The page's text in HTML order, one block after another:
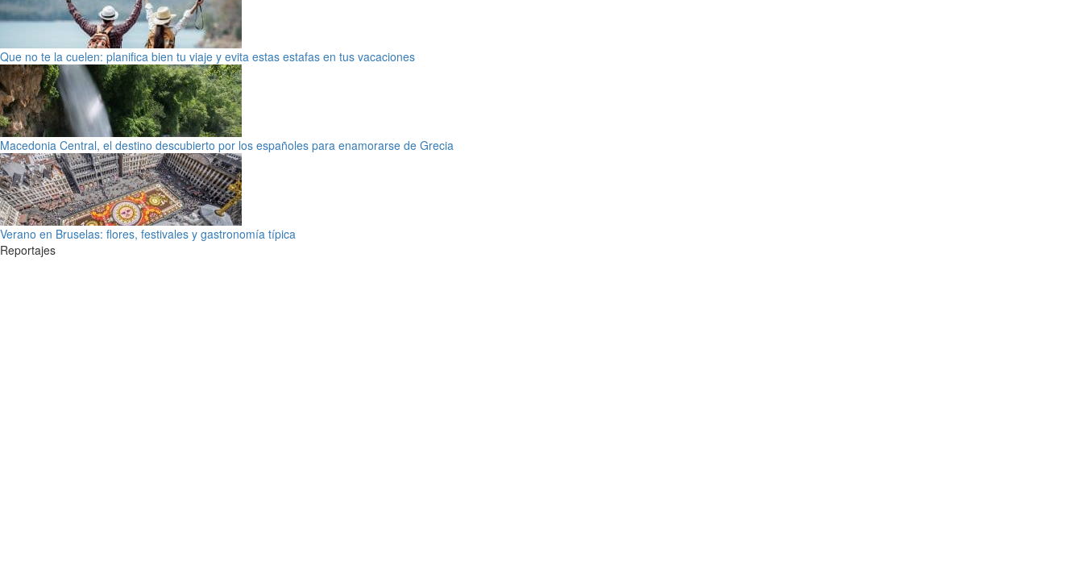
Que no te la cuelen: planifica bien tu viaje y evita estas estafas en tus vacaciones
Macedonia Central, el destino descubierto por los españoles para enamorarse de Grecia
Verano en Bruselas: flores, festivales y gastronomía típica
Reportajes